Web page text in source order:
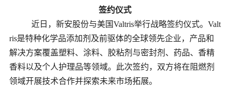
签约仪式
近日，新安股份与美国Valtris举行战略签约仪式。Valt
ris是特种化学品添加剂及前驱体的全球领先企业，产品和
解决方案覆盖塑料、涂料、胶粘剂与密封剂、药品、香精
香料以及个人护理品等领域。此次签约，双方将在阻燃剂
领域开展技术合作并探索未来市场拓展。